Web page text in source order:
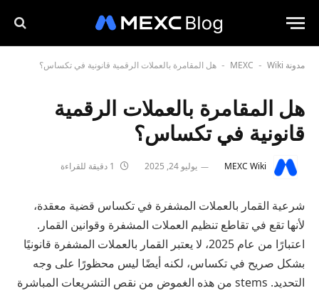
مدونة MEXC - Wiki
- هل المقامرة بالعملات الرقمية قانونية في تكساس؟
هل المقامرة بالعملات الرقمية
قانونية في تكساس؟
MEXC Wiki يوليو 24, 2025
شرعية القمار بالعملات المشفرة في تكساس قضية معقدة،
لأنها تقع في تقاطع تنظيم العملات المشفرة وقوانين القمار.
اعتبارًا من عام 2025، لا يعتبر القمار بالعملات المشفرة قانونيًا
بشكل صريح في تكساس، لكنه أيضًا ليس محظورًا على وجه
التحديد. stems من هذه الغموض من نقص التشريعات المباشرة